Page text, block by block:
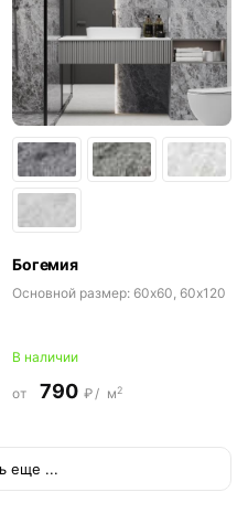
Богемия
Основной размер: 60x60, 60x120
В наличии
от 790 ₽/ м2
Показать еще ...